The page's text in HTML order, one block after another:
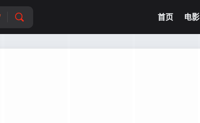
首页 电影